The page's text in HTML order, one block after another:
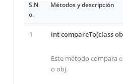
S.N
o.
Métodos y descripción
1 int compareTo(class
Este método compara
o obj.